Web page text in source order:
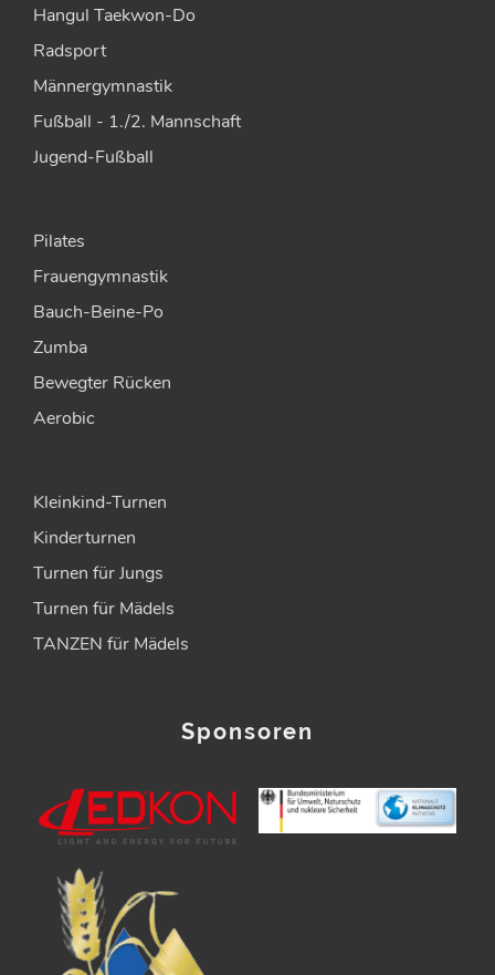
Hangul Taekwon-Do
Radsport
Männergymnastik
Fußball - 1./2. Mannschaft
Jugend-Fußball
Pilates
Frauengymnastik
Bauch-Beine-Po
Zumba
Bewegter Rücken
Aerobic
Kleinkind-Turnen
Kinderturnen
Turnen für Jungs
Turnen für Mädels
TANZEN für Mädels
Sponsoren